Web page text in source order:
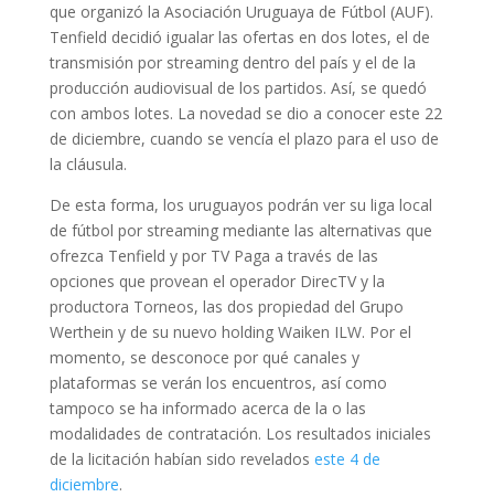
que organizó la Asociación Uruguaya de Fútbol (AUF).
Tenfield decidió igualar las ofertas en dos lotes, el de
transmisión por streaming dentro del país y el de la
producción audiovisual de los partidos. Así, se quedó
con ambos lotes. La novedad se dio a conocer este 22
de diciembre, cuando se vencía el plazo para el uso de
la cláusula.
De esta forma, los uruguayos podrán ver su liga local
de fútbol por streaming mediante las alternativas que
ofrezca Tenfield y por TV Paga a través de las
opciones que provean el operador DirecTV y la
productora Torneos, las dos propiedad del Grupo
Werthein y de su nuevo holding Waiken ILW. Por el
momento, se desconoce por qué canales y
plataformas se verán los encuentros, así como
tampoco se ha informado acerca de la o las
modalidades de contratación. Los resultados iniciales
de la licitación habían sido revelados este 4 de
diciembre.